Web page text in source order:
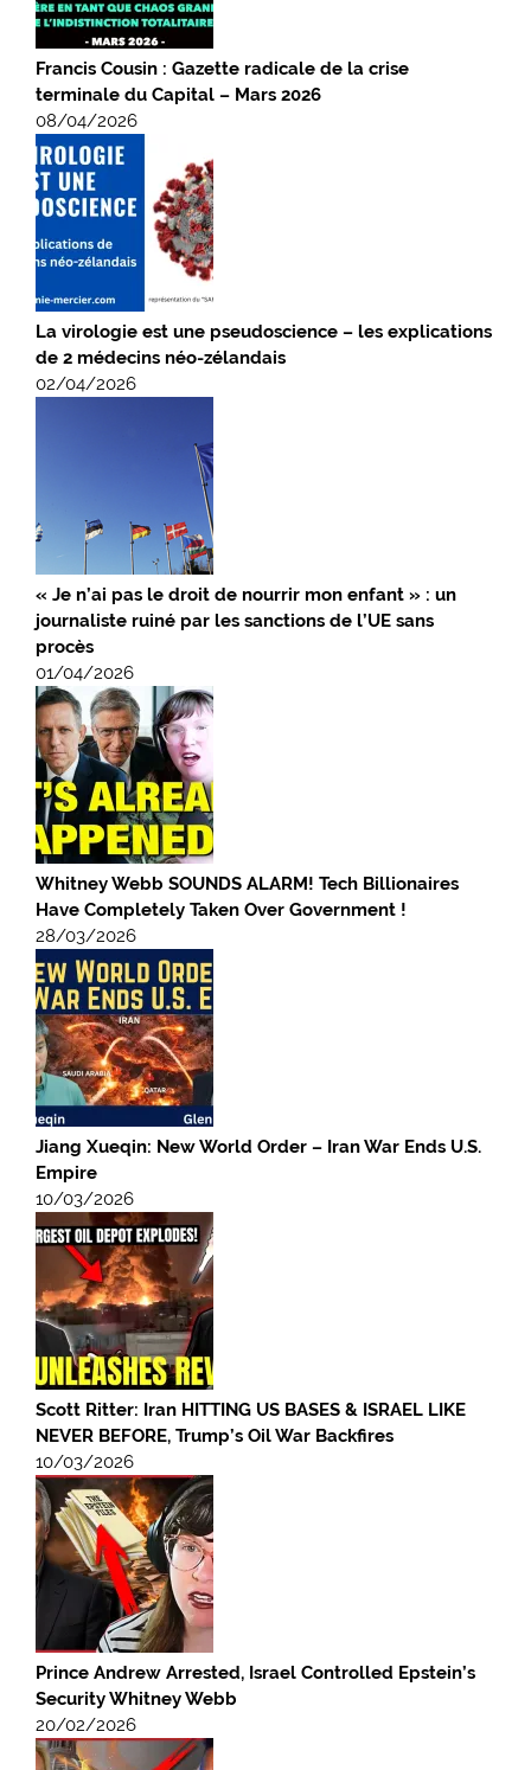
Francis Cousin : Gazette radicale de la crise
terminale du Capital – Mars 2026
08/04/2026
La virologie est une pseudoscience – les explications
de 2 médecins néo-zélandais
02/04/2026
« Je n’ai pas le droit de nourrir mon enfant » : un
journaliste ruiné par les sanctions de l’UE sans
procès
01/04/2026
Whitney Webb SOUNDS ALARM! Tech Billionaires
Have Completely Taken Over Government !
28/03/2026
Jiang Xueqin: New World Order – Iran War Ends U.S.
Empire
10/03/2026
Scott Ritter: Iran HITTING US BASES & ISRAEL LIKE
NEVER BEFORE, Trump’s Oil War Backfires
10/03/2026
Prince Andrew Arrested, Israel Controlled Epstein’s
Security Whitney Webb
20/02/2026